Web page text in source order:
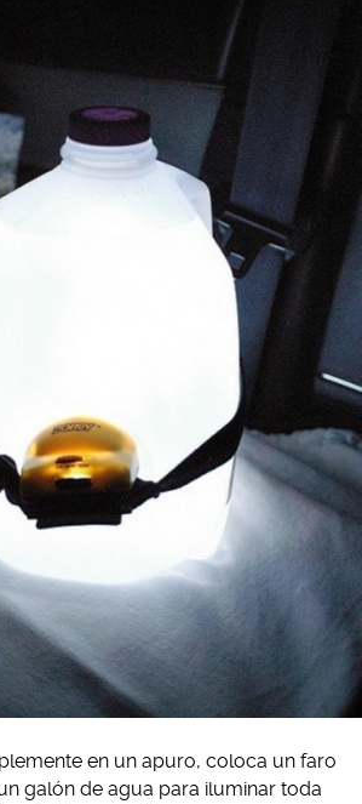
en un apuro, coloca un faro
galón de agua para iluminar toda